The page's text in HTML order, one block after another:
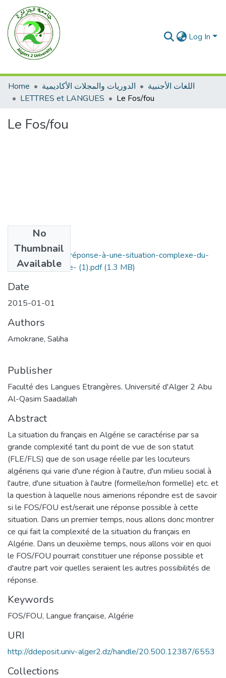
Log In
Home الدوريات والمجلات الأكاديمية
اللغات الأجنبية
LETTRES et LANGUES
Le Fos/fou
Le Fos/fou
No
Thumbnail
Available
le-fos-fou-_-une-réponse-à-une-situation-complexe-du-
français-en-algérie- (1).pdf(1.3 MB)
Date
2015-01-01
Authors
Amokrane, Saliha
Publisher
Faculté des Langues Etrangères. Université d'Alger 2 Abu
Al-Qasim Saadallah
Abstract
La situation du français en Algérie se caractérise par sa
grande complexité tant du point de vue de son statut
(FLE/FLS) que de son usage réelle par les locuteurs
algériens qui varie d'une région à l'autre, d'un milieu social à
l'autre, d'une situation à l'autre (formelle/non formelle) etc. et
la question à laquelle nous aimerions répondre est de savoir
si le FOS/FOU est/serait une réponse possible à cette
situation. Dans un premier temps, nous allons donc montrer
ce qui fait la complexité de la situation du français en
Algérie. Dans un deuxième temps, nous allons voir en quoi
le FOS/FOU pourrait constituer une réponse possible et
d'autre part voir quelles seraient les autres possibilités de
réponse.
Keywords
FOS/FOU, Langue française, Algérie
URI
http://ddeposit.univ-alger2.dz/handle/20.500.12387/6553
Collections